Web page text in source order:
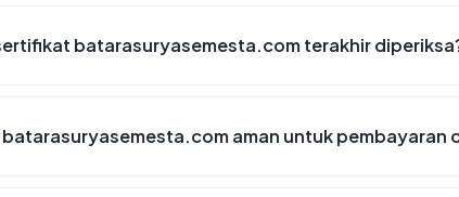
batarasuryasemesta.com terakhir
aman untuk pembayaran